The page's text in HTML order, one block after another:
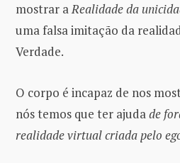
mostrar aRealidade da
uma falsa imitação da
Verdade.
O corpo é incapaz de nos
nós temos que ter ajudade
realidade virtual criada pelo